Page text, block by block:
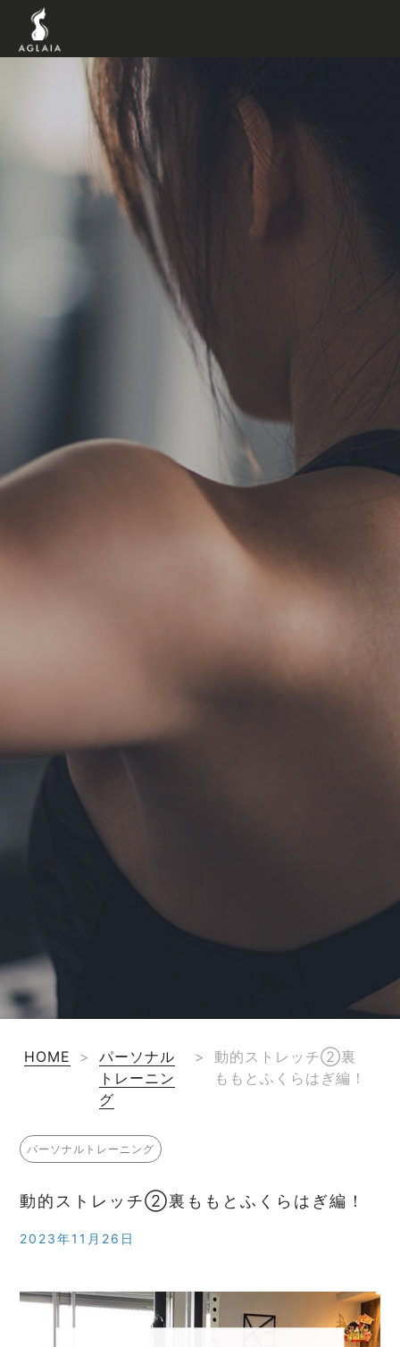
HOME >
パーソナル
トレーニン
グ
>
動的ストレッチ②裏
ももとふくらはぎ編！
パーソナルトレーニング
動的ストレッチ②裏ももとふくらはぎ編！
2023年11月26日
POINT
AGLAIA Blog
TERMS